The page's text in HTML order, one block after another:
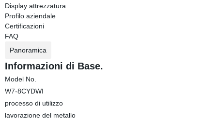
Display attrezzatura
Profilo aziendale
Certificazioni
FAQ
Panoramica
Informazioni di Base.
Model No.
W7-8CYDWI
processo di utilizzo
lavorazione del metallo